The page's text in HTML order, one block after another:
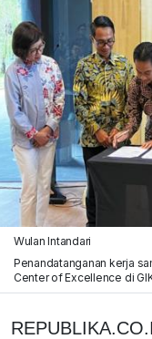
Wulan Intandari
Penandatanganan kerja
Center of Excellence di